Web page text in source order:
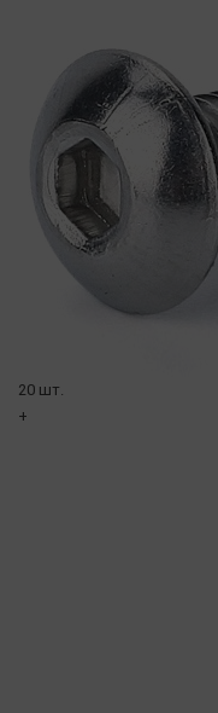
20 шт.
+